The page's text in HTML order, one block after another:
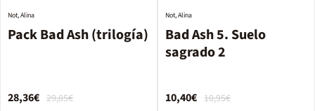
Pack Bad Ash (trilogía)
Not, Alina
29,85€
28,36€
Bad Ash 5. Suelo
sagrado 2
Not, Alina
10,95€
10,40€